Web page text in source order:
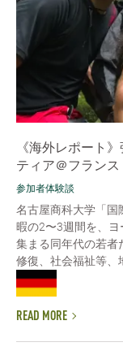
《海外レポート
ティア＠フランス
参加者体験談
名古屋商科大学「国
暇の2〜3週間を、
集まる同年代の若者
修復、社会福祉等、
READ MORE